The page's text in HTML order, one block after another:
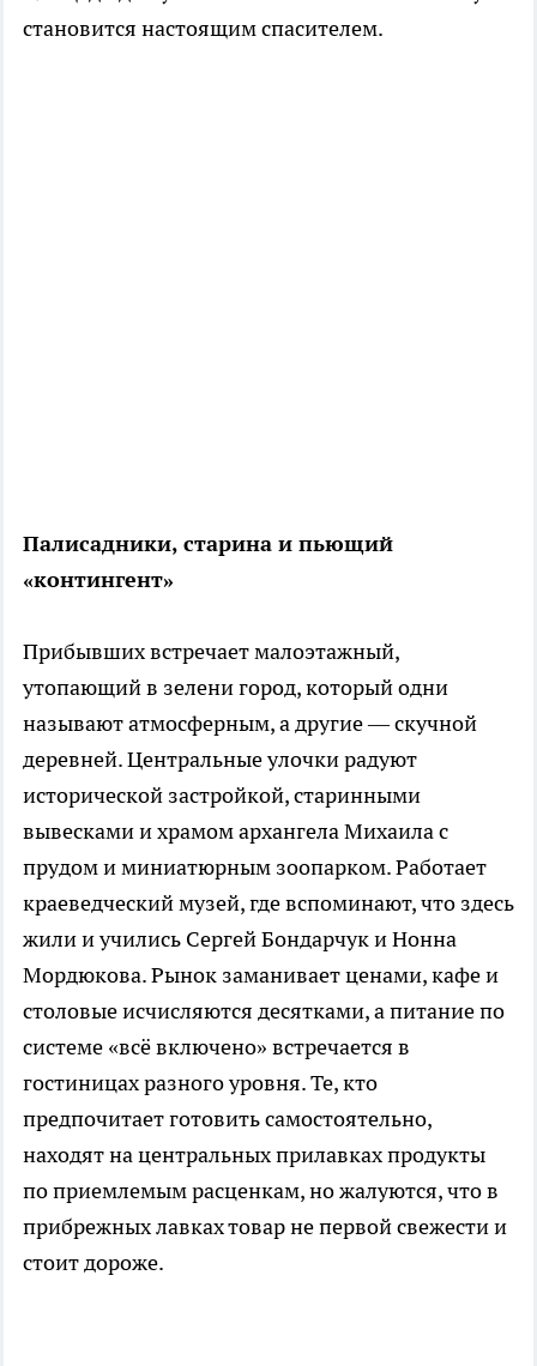
становится настоящим спасителем.
Палисадники, старина и пьющий
«контингент»
Прибывших встречает малоэтажный,
утопающий в зелени город, который одни
называют атмосферным, а другие — скучной
деревней. Центральные улочки радуют
исторической застройкой, старинными
вывесками и храмом архангела Михаила с
прудом и миниатюрным зоопарком. Работает
краеведческий музей, где вспоминают, что здесь
жили и учились Сергей Бондарчук и Нонна
Мордюкова. Рынок заманивает ценами, кафе и
столовые исчисляются десятками, а питание по
системе «всё включено» встречается в
гостиницах разного уровня. Те, кто
предпочитает готовить самостоятельно,
находят на центральных прилавках продукты
по приемлемым расценкам, но жалуются, что в
прибрежных лавках товар не первой свежести и
стоит дороже.